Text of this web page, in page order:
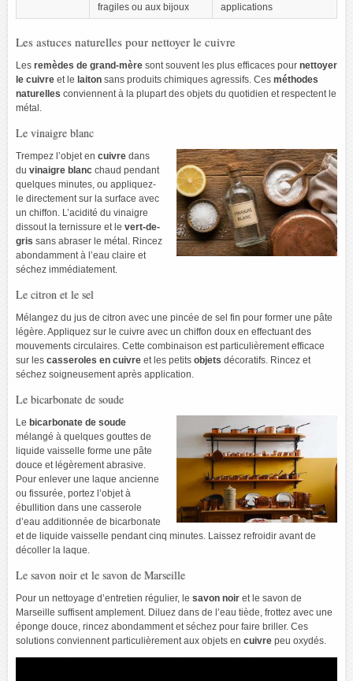
fragiles ou aux bijoux
applications
Les astuces naturelles pour nettoyer le cuivre
Les remèdes de grand-mère sont souvent les plus efficaces pour nettoyer
le cuivre et le laiton sans produits chimiques agressifs. Ces méthodes
naturelles conviennent à la plupart des objets du quotidien et respectent le
métal.
Le vinaigre blanc
Trempez l’objet en cuivre dans
du vinaigre blanc chaud pendant
quelques minutes, ou appliquez-
le directement sur la surface avec
un chiffon. L’acidité du vinaigre
dissout la ternissure et le vert-de-
gris sans abraser le métal. Rincez
abondamment à l’eau claire et
séchez immédiatement.
Le citron et le sel
Mélangez du jus de citron avec une pincée de sel fin pour former une pâte
légère. Appliquez sur le cuivre avec un chiffon doux en effectuant des
mouvements circulaires. Cette combinaison est particulièrement efficace
sur les casseroles en cuivre et les petits objets décoratifs. Rincez et
séchez soigneusement après application.
Le bicarbonate de soude
Le bicarbonate de soude
mélangé à quelques gouttes de
liquide vaisselle forme une pâte
douce et légèrement abrasive.
Pour enlever une laque ancienne
ou fissurée, portez l’objet à
ébullition dans une casserole
d’eau additionnée de bicarbonate
et de liquide vaisselle pendant cinq minutes. Laissez refroidir avant de
décoller la laque.
Le savon noir et le savon de Marseille
Pour un nettoyage d’entretien régulier, le savon noir et le savon de
Marseille suffisent amplement. Diluez dans de l’eau tiède, frottez avec une
éponge douce, rincez abondamment et séchez pour faire briller. Ces
solutions conviennent particulièrement aux objets en cuivre peu oxydés.